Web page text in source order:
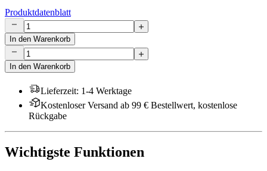
Produktdatenblatt
In den Warenkorb
In den Warenkorb
Lieferzeit: 1-4 Werktage
Kostenloser Versand ab 99 € Bestellwert, kostenlose
Rückgabe
Wichtigste Funktionen